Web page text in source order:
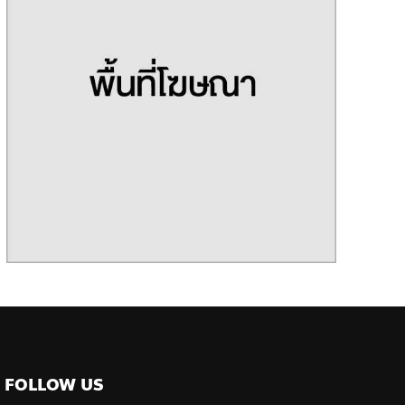
FOLLOW US